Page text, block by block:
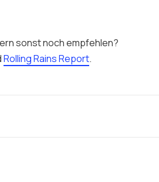
sonst noch empfehlen?
Rolling Rains Report.